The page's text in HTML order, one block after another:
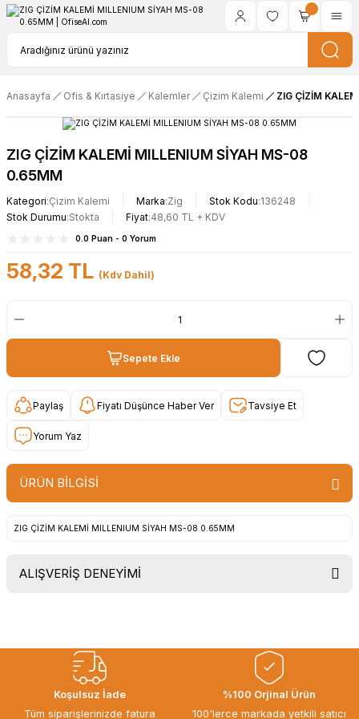
Anasayfa Ofis & Kırtasiye Kalemler Çizim Kalemi ZIG ÇİZİM
ZIG ÇİZİM KALEMİ MILLENIUM SİYAH MS-08
0.65MM
Kategori Çizim Kalemi Marka Zig Stok Kodu 136248
Stok Durumu Stokta Fiyat 48,60 TL + KDV
0.0 Puan - 0 Yorum
58,32 TL (Kdv Dahil)
Sepete Ekle
Paylaş Fiyatı Düşünce Haber Ver Tavsiye Et
Yorum Yaz
ÜRÜN BİLGİSİ
ZIG ÇİZİM KALEMİ MILLENIUM SİYAH MS-08 0.65MM
ALIŞVERİŞ DENEYİMİ
gorusmek uzere, hayirli ve bol
kazanclar dilerim.
İbrahim Ertuğrul ARSLANOĞLU |
Koşulsuz İade
Tüm siparişlerinizde fatura
%100 Orjinal Ürün
100'lerce markada yetkili satıcı